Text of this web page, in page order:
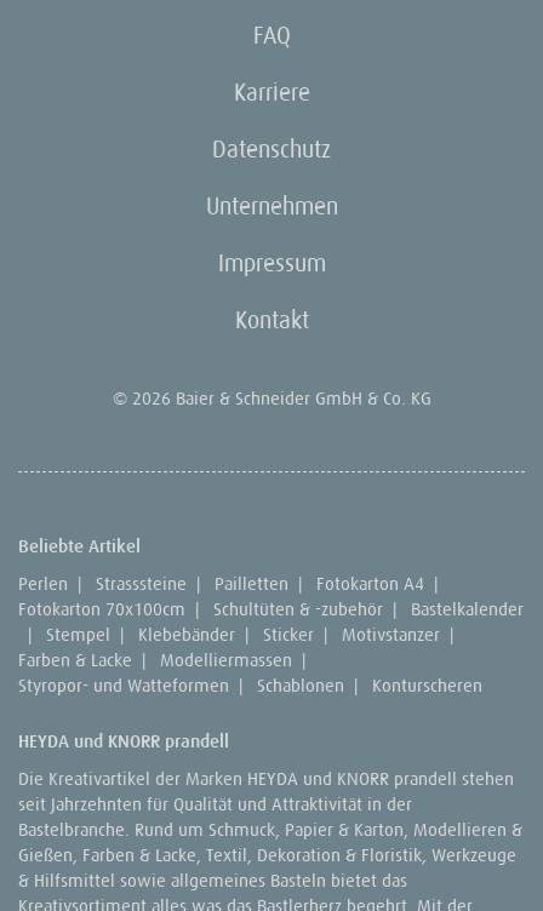
FAQ
Karriere
Datenschutz
Unternehmen
Impressum
Kontakt
© 2026 Baier & Schneider GmbH & Co. KG
Beliebte Artikel
Perlen | Strasssteine | Pailletten | Fotokarton A4 |
Fotokarton 70x100cm | Schultüten & -zubehör |
Bastelkalender
|
Stempel | Klebebänder | Sticker | Motivstanzer |
Farben & Lacke | Modelliermassen |
Styropor- und Watteformen | Schablonen | Konturscheren
HEYDA und KNORR prandell
Die Kreativartikel der Marken HEYDA und KNORR prandell stehen
seit Jahrzehnten für Qualität und Attraktivität in der
Bastelbranche. Rund um Schmuck, Papier & Karton, Modellieren &
Gießen, Farben & Lacke, Textil, Dekoration & Floristik, Werkzeuge
& Hilfsmittel sowie allgemeines Basteln bietet das
Kreativsortiment alles was das Bastlerherz begehrt. Mit der